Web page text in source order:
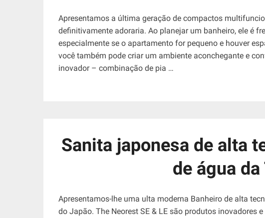
Apresentamos a última geração de compactos
definitivamente adoraria. Ao planejar um banheiro, ele é
especialmente se o apartamento for pequeno e houver
você também pode criar um ambiente aconchegante e
inovador – combinação de pia …
Sanita japonesa de alta
de água da
Apresentamos-lhe uma ulta moderna Banheiro de alta
do Japão. The Neorest SE & LE são produtos inovadores